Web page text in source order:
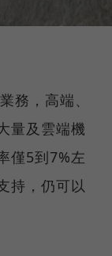
務，高端、
量及雲端機
僅5到7%左
持，仍可以